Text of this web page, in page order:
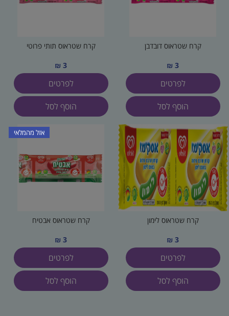
קרח שטראוס דובדבן
3 ₪
לפרטים
הוסף לסל
קרח שטראוס תותי פרוטי
3 ₪
לפרטים
הוסף לסל
קרח שטראוס לימון
3 ₪
לפרטים
הוסף לסל
אזל מהמלאי
קרח שטראוס אבטיח
3 ₪
לפרטים
הוסף לסל